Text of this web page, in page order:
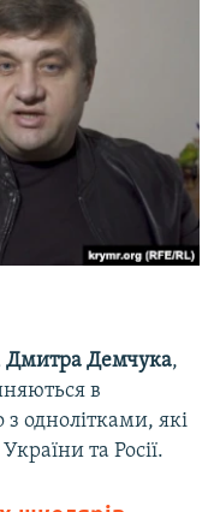
Дмитра Демчука,
в
однолітками, які
та Росії.